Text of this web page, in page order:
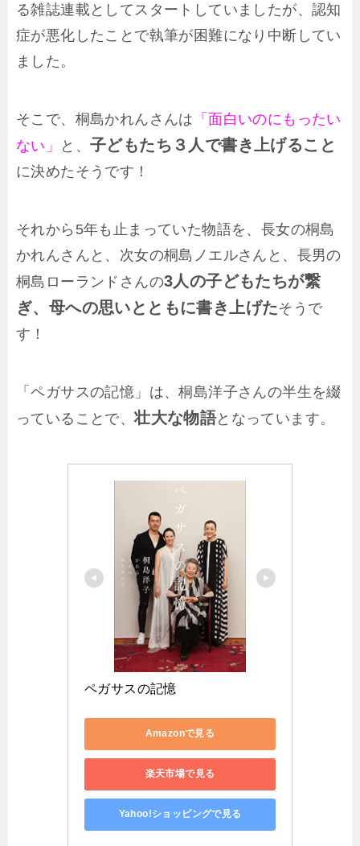
る雑誌連載としてスタートしていましたが、認知
症が悪化したことで執筆が困難になり中断してい
ました。
そこで、桐島かれんさんは 「面白いのにもったい
ない」
と、子どもたち３人で書き上げること
に決めたそうです！
それから5年も止まっていた物語を、長女の桐島
かれんさんと、次女の桐島ノエルさんと、長男の
桐島ローランドさんの3人の子どもたちが繋
ぎ、母への思いとともに書き上げたそうで
す！
「ペガサスの記憶」は、桐島洋子さんの半生を綴
っていることで、壮大な物語となっています。
ペガサスの記憶
Amazonで見る
楽天市場で見る
Yahoo!ショッピングで見る